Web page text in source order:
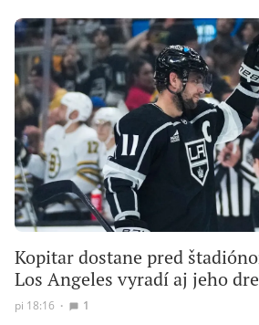
Kopitar dostane pred
Los Angeles vyradí aj jeho
pi 18:16 ∙ 1